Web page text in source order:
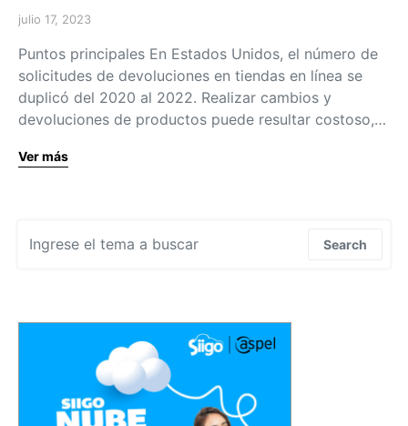
julio 17, 2023
Puntos principales En Estados Unidos, el número de
solicitudes de devoluciones en tiendas en línea se
duplicó del 2020 al 2022. Realizar cambios y
devoluciones de productos puede resultar costoso,…
Ver más
Search